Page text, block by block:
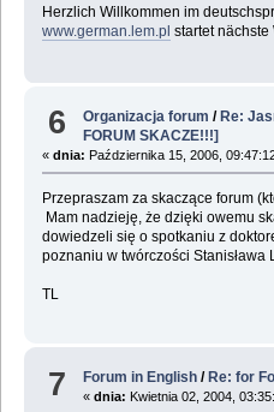
Herzlich Willkommen im
www.german.lem.pl startet nächste
6 Organizacja forum /Re:
FORUM SKACZE!!!]
« dnia: Października 15, 2006,
Przepraszam za skaczące forum
Mam nadzieję, że dzięki owemu
dowiedzeli się o spotkaniu z
poznaniu w twórczości Stanisława
TL
7 Forum in English / Re: for
«dnia: Kwietnia 02, 2004,